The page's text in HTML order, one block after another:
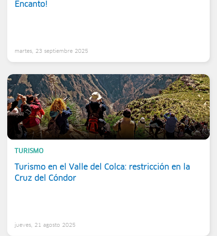
Encanto!
martes, 23 septiembre 2025
TURISMO
Turismo en el Valle del Colca: restricción en la
Cruz del Cóndor
jueves, 21 agosto 2025